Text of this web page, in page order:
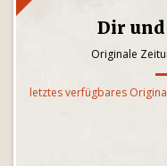
Dir
Originale
letztes verfügbares